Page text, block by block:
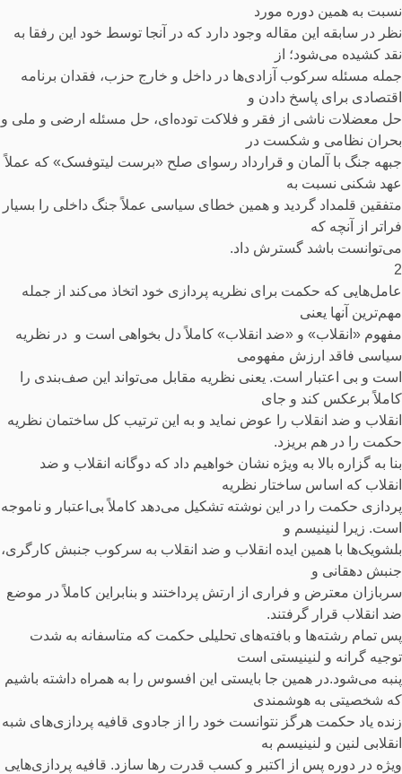
نسبت به همین دوره مورد
نظر در سابقه این مقاله وجود دارد که در آنجا توسط خود این رفقا به
نقد کشیده می‌شود؛ از
جمله مسئله سرکوب آزادی‌ها در داخل و خارج حزب، فقدان برنامه
اقتصادی برای پاسخ دادن و
حل معضلات ناشی از فقر و فلاکت توده‌ای، حل مسئله ارضی و ملی و
بحران نظامی و شکست در
جبهه جنگ با آلمان و قرارداد رسوای صلح «برست لیتوفسک» که عملاً
عهد شکنی نسبت به
متفقین قلمداد گردید و همین خطای سیاسی عملاً جنگ داخلی را بسیار
فراتر از آنچه که
می‌توانست باشد گسترش داد.
2
عامل‌هایی که حکمت برای نظریه پردازی خود اتخاذ می‌کند از جمله
مهم‌ترین آنها یعنی
مفهوم «انقلاب» و «ضد انقلاب» کاملاً دل بخواهی است و در نظریه
سیاسی فاقد ارزش مفهومی
است و بی اعتبار است. یعنی نظریه مقابل می‌تواند این صف‌بندی را
کاملاً برعکس کند و جای
انقلاب و ضد انقلاب را عوض نماید و به این ترتیب کل ساختمان نظریه
حکمت را در هم بریزد.
بنا به گزاره بالا به ویژه نشان خواهیم داد که دوگانه انقلاب و ضد
انقلاب که اساس ساختار نظریه
پردازی حکمت را در این نوشته تشکیل می‌دهد کاملاً بی‌اعتبار و ناموجه
است. زیرا لنینیسم و
بلشویک‌ها با همین ایده انقلاب و ضد انقلاب به سرکوب جنبش کارگری،
جنبش دهقانی و
سربازان معترض و فراری از ارتش پرداختند و بنابراین کاملاً در موضع
ضد انقلاب قرار گرفتند.
پس تمام رشته‌ها و بافته‌های تحلیلی حکمت که متاسفانه به شدت
توجیه گرانه و لنینیستی است
پنبه می‌شود.در همین جا بایستی این افسوس را به همراه داشته باشیم
که شخصیتی به هوشمندی
زنده یاد حکمت هرگز نتوانست خود را از جادوی قافیه پردازی‌های شبه
انقلابی لنین و لنینیسم به
ویژه در دوره پس از اکتبر و کسب قدرت رها سازد. قافیه پردازی‌هایی